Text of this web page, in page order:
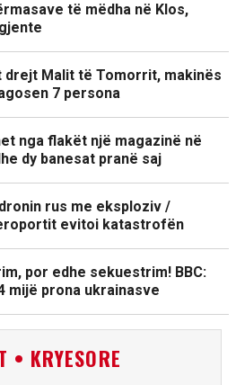
të mëdha në Klos,
drejt Malit të Tomorrit, makinës
7 persona
nga flakët një magazinë në
dy banesat pranë saj
rus me eksploziv /
evitoi katastrofën
por edhe sekuestrim! BBC:
mijë prona ukrainasve
• KRYESORE